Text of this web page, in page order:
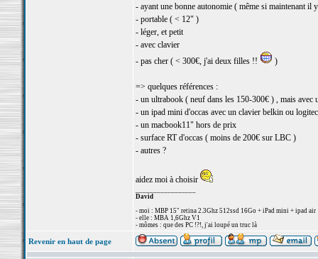
- ayant une bonne autonomie ( même si maintenant il
- portable ( < 12" )
- léger, et petit
- avec clavier
- pas cher ( < 300€, j'ai deux filles !!
)
=> quelques références :
- un ultrabook ( neuf dans les 150-300€ ) , mais avec
- un ipad mini d'occas avec un clavier belkin ou
- un macbook11" hors de prix
- surface RT d'occas ( moins de 200€ sur LBC )
- autres ?
aidez moi à choisir
David
- moi : MBP 15" retina 2.3Ghz 512ssd 16Go + iPad mini + ipad air
- elle : MBA 1,6Ghz V1
- mômes : que des PC !?!, j'ai loupé un truc là
Revenir en haut de page